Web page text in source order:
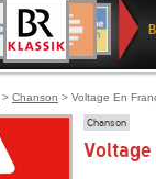
Deutschlandfunk
80er
90er
OLDIE
ANTENNE
BR-
KLASSIK
Deutschlandfunk
Kultur
ANTENNE
BAYERN
SWR
Kultur
NDR
2
> Chanson > Voltage En
Chanson
Voltage